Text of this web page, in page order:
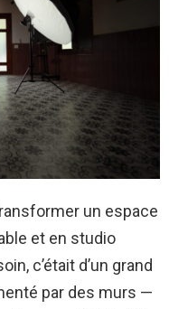
un espace
et en studio
c’était d’un grand
par des murs —